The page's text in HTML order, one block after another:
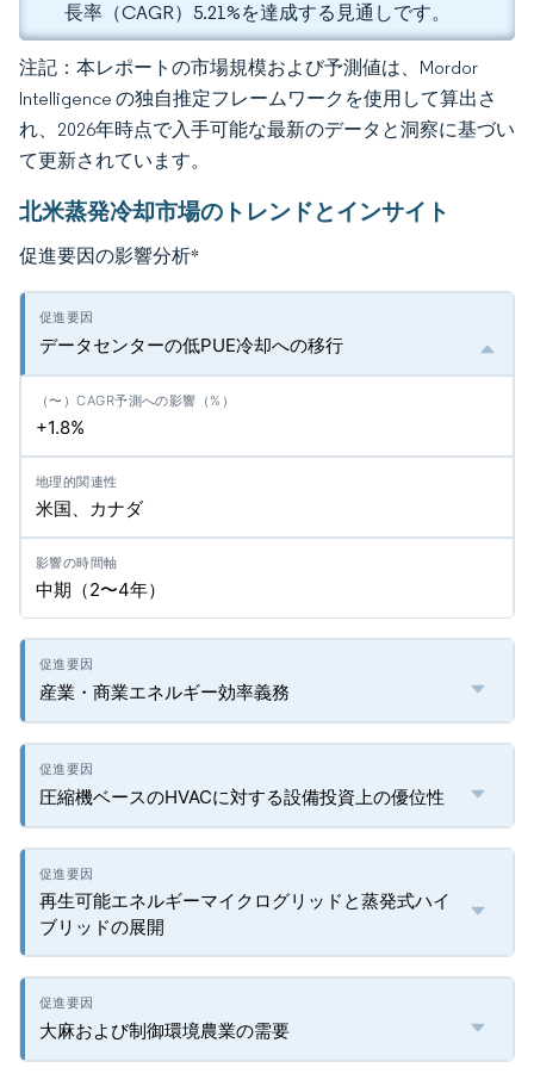
長率（CAGR）5.21%を達成する見通しです。
注記：本レポートの市場規模および予測値は、Mordor
Intelligence の独自推定フレームワークを使用して算出さ
れ、2026年時点で入手可能な最新のデータと洞察に基づい
て更新されています。
北米蒸発冷却市場のトレンドとインサイト
促進要因の影響分析*
データセンターの低PUE冷却への移行
+1.8%
米国、カナダ
中期（2〜4年）
産業・商業エネルギー効率義務
圧縮機ベースのHVACに対する設備投資上の優位性
再生可能エネルギーマイクログリッドと蒸発式ハイ
ブリッドの展開
大麻および制御環境農業の需要